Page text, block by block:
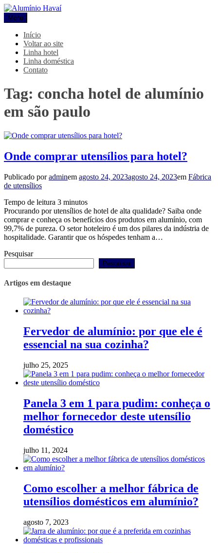
Pular
para
o
conteúdo
Alumínio Havaí
Blog Alumínio Havaí
Menu
Início
Voltar ao site
Linha hotel
Linha doméstica
Contato
Tag: concha hotel de alumínio
em são paulo
Onde comprar utensílios para hotel?
Publicado poradminem agosto 24, 2023agosto 24, 2023em Fábrica
de utensílios
Tempo de leitura 3 minutos
Procurando por utensílios de hotel de alta qualidade? Saiba onde
comprar e conheça os benefícios dos produtos em alumínio, com
99,7% de pureza. O setor hoteleiro é um dos pilares da indústria de
hospitalidade. Garantir que os hóspedes tenham a…
Pesquisar
Pesquisar
Artigos em destaque
Fervedor de alumínio: por que ele é
essencial na sua cozinha?
julho 25, 2025
Panela 3 em 1 para pudim: conheça o
melhor fornecedor deste utensílio
doméstico
julho 11, 2024
Como escolher a melhor fábrica de
utensílios domésticos em alumínio?
agosto 7, 2023